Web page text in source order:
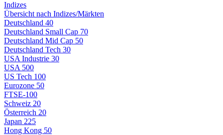
Indizes
Übersicht nach Indizes/Märkten
Deutschland 40
Deutschland Small Cap 70
Deutschland Mid Cap 50
Deutschland Tech 30
USA Industrie 30
USA 500
US Tech 100
Eurozone 50
FTSE-100
Schweiz 20
Österreich 20
Japan 225
Hong Kong 50